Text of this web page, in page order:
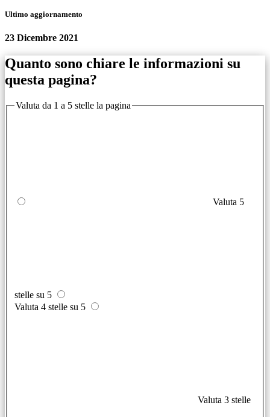
Ultimo aggiornamento
23 Dicembre 2021
Quanto sono chiare le informazioni su
questa pagina?
Valuta da 1 a 5 stelle la pagina
Valuta 5
stelle su 5
Valuta 4 stelle su 5
Valuta 3 stelle